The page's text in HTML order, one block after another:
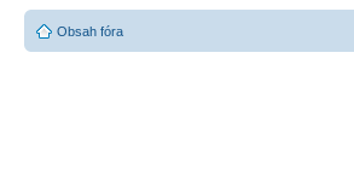
Obsah fóra